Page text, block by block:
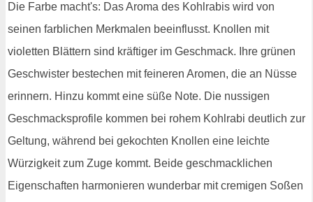
Die Farbe macht's: Das Aroma des Kohlrabis wird von
seinen farblichen Merkmalen beeinflusst. Knollen mit
violetten Blättern sind kräftiger im Geschmack. Ihre grünen
Geschwister bestechen mit feineren Aromen, die an Nüsse
erinnern. Hinzu kommt eine süße Note. Die nussigen
Geschmacksprofile kommen bei rohem Kohlrabi deutlich zur
Geltung, während bei gekochten Knollen eine leichte
Würzigkeit zum Zuge kommt. Beide geschmacklichen
Eigenschaften harmonieren wunderbar mit cremigen Soßen